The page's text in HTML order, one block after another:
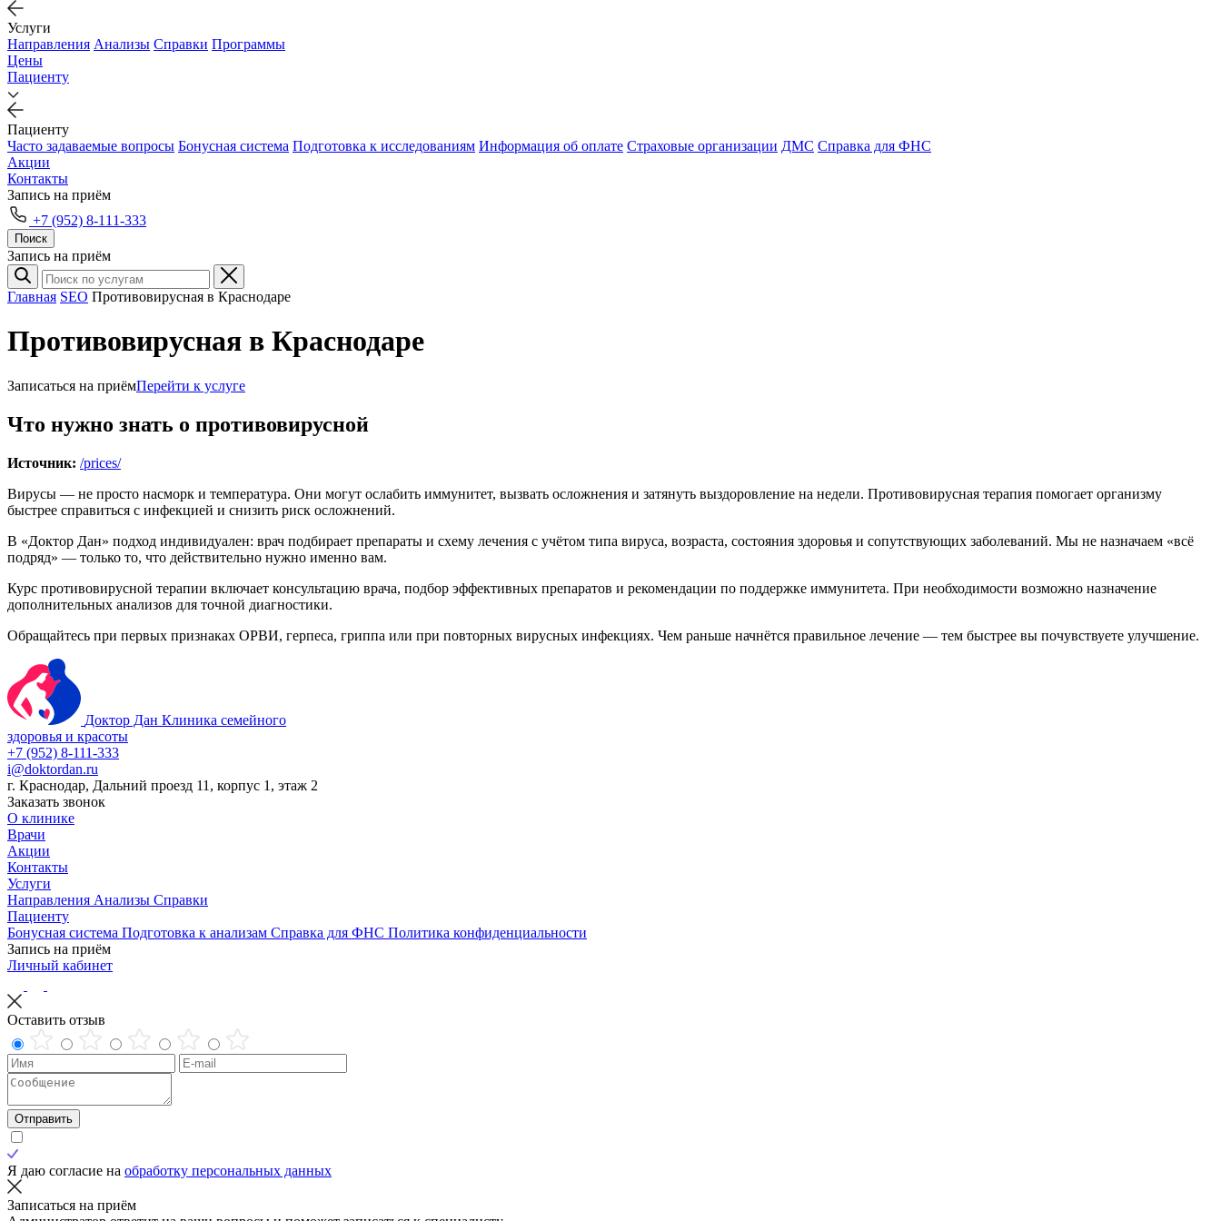
Услуги
Направления Анализы Справки Программы
Цены
Пациенту
Пациенту
Часто задаваемые вопросы Бонусная система Подготовка к исследованиям Информация об оплате Страховые организации ДМС Справка для ФНС
Акции
Контакты
Запись на приём
+7 (952) 8-111-333
Поиск
Запись на приём
Главная SEO Противовирусная в Краснодаре
Противовирусная в Краснодаре
Записаться на приёмПерейти к услуге
Что нужно знать о противовирусной
Источник: /prices/
Вирусы — не просто насморк и температура. Они могут ослабить иммунитет, вызвать осложнения и затянуть выздоровление на недели. Противовирусная терапия помогает организму
быстрее справиться с инфекцией и снизить риск осложнений.
В «Доктор Дан» подход индивидуален: врач подбирает препараты и схему лечения с учётом типа вируса, возраста, состояния здоровья и сопутствующих заболеваний. Мы не назначаем «всё
подряд» — только то, что действительно нужно именно вам.
Курс противовирусной терапии включает консультацию врача, подбор эффективных препаратов и рекомендации по поддержке иммунитета. При необходимости возможно назначение
дополнительных анализов для точной диагностики.
Обращайтесь при первых признаках ОРВИ, герпеса, гриппа или при повторных вирусных инфекциях. Чем раньше начнётся правильное лечение — тем быстрее вы почувствуете улучшение.
Доктор Дан Клиника семейного
здоровья и красоты
+7 (952) 8-111-333
i@doktordan.ru
г. Краснодар, Дальний проезд 11, корпус 1, этаж 2
Заказать звонок
О клинике
Врачи
Акции
Контакты
Услуги
Направления Анализы Справки
Пациенту
Бонусная система Подготовка к анализам Справка для ФНС Политика конфиденциальности
Запись на приём
Личный кабинет
Оставить отзыв
Отправить
Я даю согласие на обработку персональных данных
Записаться на приём